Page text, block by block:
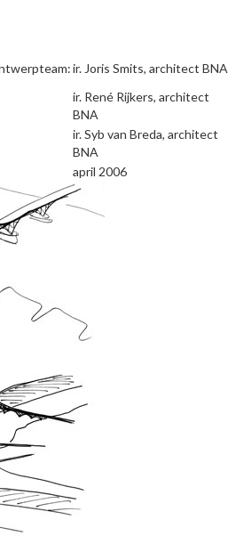
ir. Joris Smits, architect BNA
ir. René Rijkers, architect
BNA
ir. Syb van Breda, architect
BNA
april 2006